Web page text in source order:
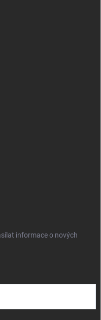
informace o nových